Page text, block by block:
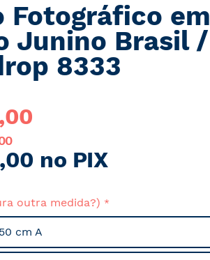
Fotográfico em
Junino Brasil /
8333
no PIX
outra medida?)
cm A